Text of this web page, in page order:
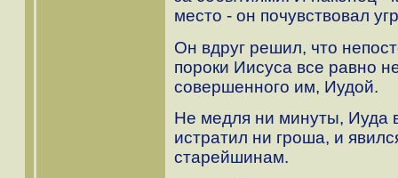
место - он почувствовал
Он вдруг решил, что
пороки Иисуса все равно
совершенного им, Иудой.
Не медля ни минуты, Иуда
истратил ни гроша, и
старейшинам.